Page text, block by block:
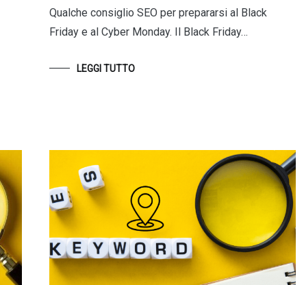
Qualche consiglio SEO per prepararsi al Black
Friday e al Cyber Monday. Il Black Friday…
LEGGI TUTTO